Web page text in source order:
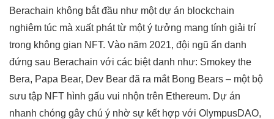
Berachain không bắt đầu như một dự án blockchain
nghiêm túc mà xuất phát từ một ý tưởng mang tính giải trí
trong không gian NFT. Vào năm 2021, đội ngũ ẩn danh
đứng sau Berachain với các biệt danh như: Smokey the
Bera, Papa Bear, Dev Bear đã ra mắt Bong Bears – một bộ
sưu tập NFT hình gấu vui nhộn trên Ethereum. Dự án
nhanh chóng gây chú ý nhờ sự kết hợp với OlympusDAO,